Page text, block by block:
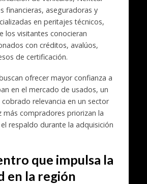
financieras, aseguradoras y
en peritajes técnicos,
los visitantes conocieran
con créditos, avalúos,
de certificación.
ofrecer mayor confianza a
en el mercado de usados, un
relevancia en un sector
más compradores priorizan la
respaldo durante la adquisición
que impulsa la
en la región